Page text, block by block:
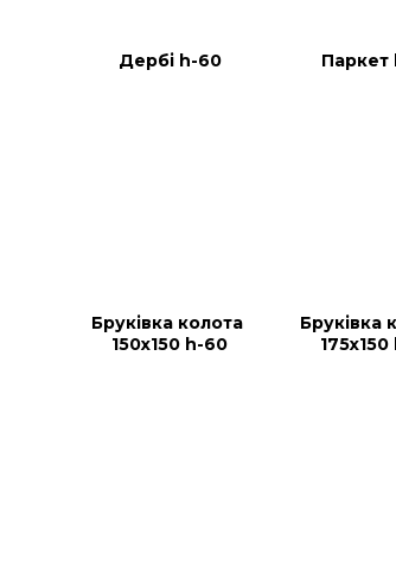
Дербі h-60 Паркет
Бруківка колота
150х150 h-60
Бруківка